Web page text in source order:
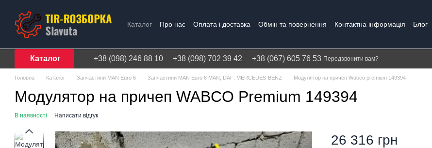
Каталог Про нас Оплата і доставка Обмін та повернення Контактна інформація Блог
Каталог +38 (098) 246 88 10 +38 (098) 702 39 42 +38 (067) 605 76 53 Передзвонити вам?
Головна Каталог Запчастини MAN Euro 6 Запчастини MAN Euro 6 MAN; DAF; MERCEDES-BENZ Модулятор на причеп Wabco premium 149394
Модулятор на причеп WABCO Premium 149394
В наявності Написати відгук
26 316 грн